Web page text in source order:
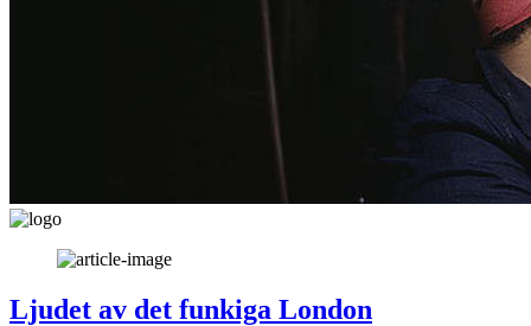
Ljudet av det funkiga London